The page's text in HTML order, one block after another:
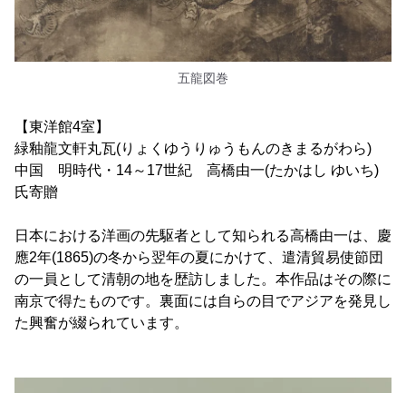
五龍図巻
【東洋館4室】
緑釉龍文軒丸瓦(りょくゆうりゅうもんのきまるがわら)
中国 明時代・14～17世紀 高橋由一(たかはし ゆいち)
氏寄贈
日本における洋画の先駆者として知られる高橋由一は、慶
應2年(1865)の冬から翌年の夏にかけて、遣清貿易使節団
の一員として清朝の地を歴訪しました。本作品はその際に
南京で得たものです。裏面には自らの目でアジアを発見し
た興奮が綴られています。